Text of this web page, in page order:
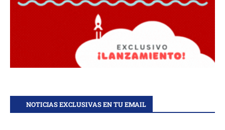
NOTICIAS EXCLUSIVAS EN TU EMAIL